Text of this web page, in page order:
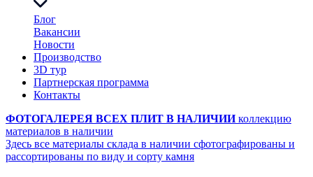
Блог
Вакансии
Новости
Производство
3D тур
Партнерская программа
Контакты
ФОТОГАЛЕРЕЯ ВСЕХ ПЛИТ В НАЛИЧИИ коллекцию
материалов в наличии
Здесь все материалы склада в наличии сфотографированы и
рассортированы по виду и сорту камня